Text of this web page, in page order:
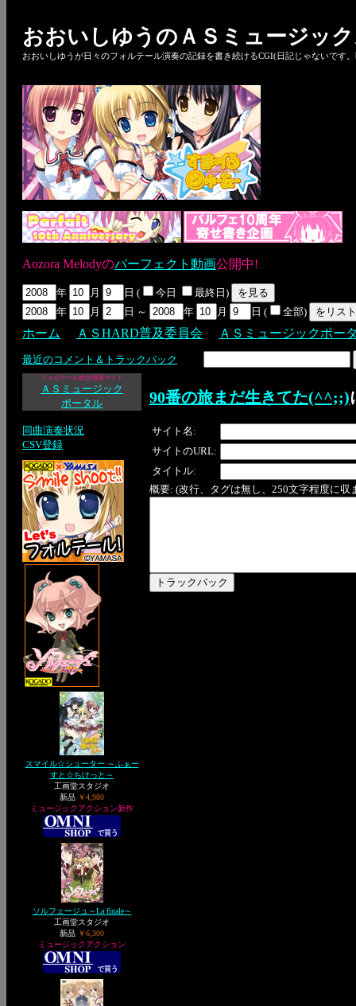
おおいしゆうのＡＳミュージッ
おおいしゆうが日々のフォルテール演奏の記録を書き続けるCGI(日記じゃないです
Aozora Melodyのパーフェクト動画公開中!
年 月 日 ( 今日
最終日)
年
月 日 ～ 年 月 日 ( 全部)
ホーム ＡＳHARD普及委員会 ＡＳミュージックポー
最近のコメント＆トラックバック
フォルテール総合情報サイト
ＡＳミュージック
ポータル
同曲演奏状況
CSV登録
スマイル☆シューター ～ふぁー
すと☆ちけっと～
工画堂スタジオ
新品 ￥4,980
ミュージックアクション新作
ソルフェージュ～La finale～
工画堂スタジオ
新品 ￥6,300
ミュージックアクション
90番の旅まだ生きてた(^^;;)
サイト名:
サイトのURL:
タイトル:
概要: (改行、タグは無し、250文字程度に収